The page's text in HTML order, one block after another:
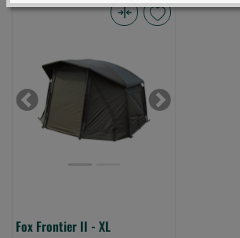
XL
(Bild
Previous Next
Fox Frontier II - XL